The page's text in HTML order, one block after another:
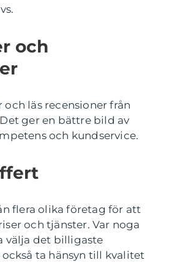
och
och läs recensioner från
ger en bättre bild av
och kundservice.
flera olika företag för att
och tjänster. Var noga
välja det billigaste
ta hänsyn till kvalitet